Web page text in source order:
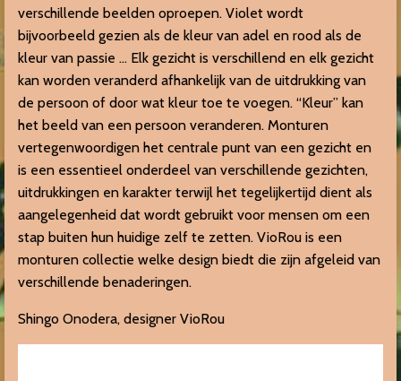
verschillende beelden oproepen. Violet wordt
bijvoorbeeld gezien als de kleur van adel en rood als de
kleur van passie … Elk gezicht is verschillend en elk gezicht
kan worden veranderd afhankelijk van de uitdrukking van
de persoon of door wat kleur toe te voegen. “Kleur” kan
het beeld van een persoon veranderen. Monturen
vertegenwoordigen het centrale punt van een gezicht en
is een ​​essentieel onderdeel van verschillende gezichten,
uitdrukkingen en karakter terwijl het tegelijkertijd dient als
aangelegenheid dat wordt gebruikt voor mensen om een ​​
stap buiten hun huidige zelf te zetten. VioRou is een
monturen collectie welke design biedt die zijn afgeleid van
verschillende benaderingen.
Shingo Onodera, designer VioRou